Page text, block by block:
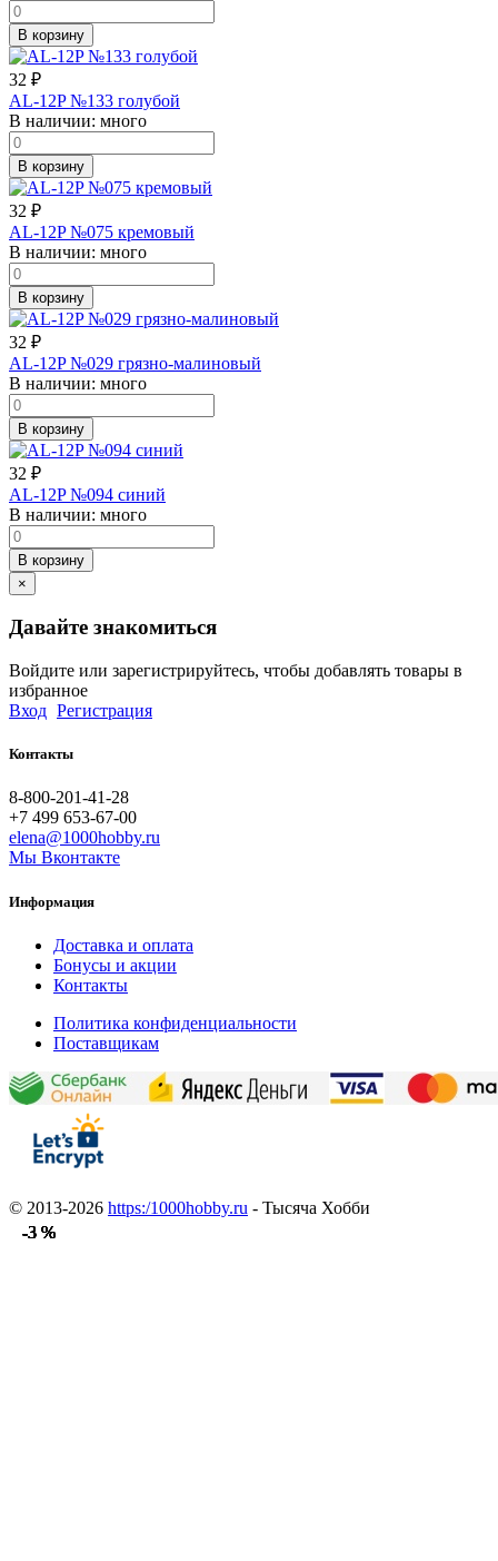
-3 %
-3 %
-3 %
-3 %
-3 %
-3 %
-3 %
-3 %
В корзину
-3 %
32 ₽
AL-12P №133 голубой
В наличии: много
В корзину
-3 %
32 ₽
AL-12P №075 кремовый
В наличии: много
В корзину
-3 %
32 ₽
AL-12P №029 грязно-малиновый
В наличии: много
В корзину
-3 %
32 ₽
AL-12P №094 синий
В наличии: много
В корзину
×
Давайте знакомиться
Войдите или зарегистрируйтесь, чтобы добавлять товары в
избранное
Вход Регистрация
Контакты
8-800-201-41-28
+7 499 653-67-00
elena@1000hobby.ru
Мы Вконтакте
Информация
Доставка и оплата
Бонусы и акции
Контакты
Политика конфиденциальности
Поставщикам
© 2013-2026 https:/1000hobby.ru - Тысяча Хобби